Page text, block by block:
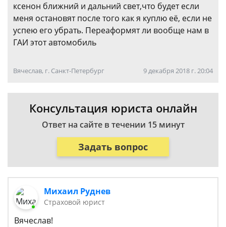
ксенон ближний и дальний свет,что будет если
меня остановят после того как я куплю её, если не
успею его убрать. Переаформят ли вообще нам в
ГАИ этот автомобиль
Вячеслав, г. Санкт-Петербург 9 декабря 2018 г. 20:04
Консультация юриста онлайн
Ответ на сайте в течении 15 минут
Задать вопрос
Михаил Руднев
Страховой юрист
Вячеслав!